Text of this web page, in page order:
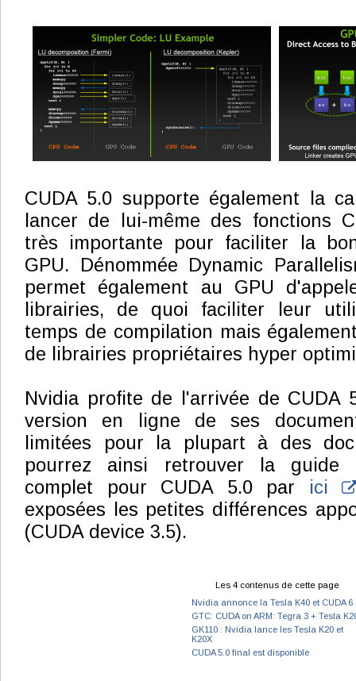
CUDA 5.0 supporte également la
lancer de lui-même des fonctions
très importante pour faciliter la
GPU. Dénommée Dynamic
permet également au GPU
librairies, de quoi faciliter leur
temps de compilation mais
de librairies propriétaires hyper
Nvidia profite de l'arrivée de CUDA
version en ligne de ses
limitées pour la plupart à des
pourrez ainsi retrouver la guide
complet pour CUDA 5.0 par ici
exposées les petites différences
(CUDA device 3.5).
Les 4 contenus de cette page
Nvidia annonce la Tesla K40 et CUDA 6
GTC: CUDA on ARM: Tegra 3 + Tesla
GK110 : Nvidia lance les Tesla K20 et
K20X
CUDA 5.0 final est disponible